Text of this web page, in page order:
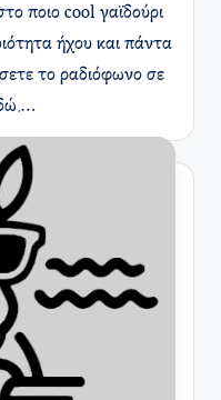
ποιο cool γαϊδούρι
ήχου και πάντα
το ραδιόφωνο σε